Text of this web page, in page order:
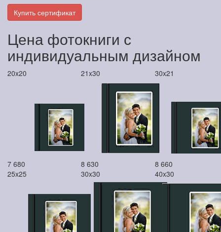
Купить сертификат
Цена фотокниги с
индивидуальным дизайном
20x20
7 680
21x30
8 630
30x21
8 660
25x25
30x30 40x30